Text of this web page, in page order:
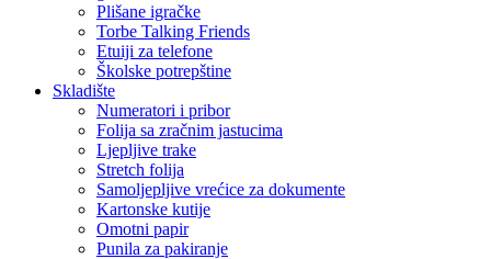
Plišane igračke
Torbe Talking Friends
Etuiji za telefone
Školske potrepštine
Skladište
Numeratori i pribor
Folija sa zračnim jastucima
Ljepljive trake
Stretch folija
Samoljepljive vrećice za dokumente
Kartonske kutije
Omotni papir
Punila za pakiranje